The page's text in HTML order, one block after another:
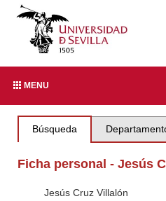
MENU
Búsqueda
Ficha personal - Jesús
Jesús Cruz Villalón